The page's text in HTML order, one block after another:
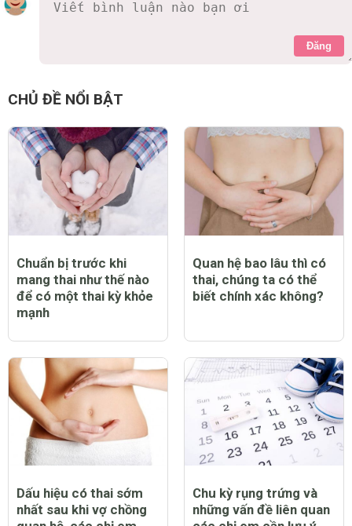
Đăng
CHỦ ĐỀ NỔI BẬT
Chuẩn bị trước khi
mang thai như thế nào
để có một thai kỳ khỏe
mạnh
Quan hệ bao lâu thì có
thai, chúng ta có thể
biết chính xác không?
Dấu hiệu có thai sớm
nhất sau khi vợ chồng
Chu kỳ rụng trứng và
những vấn đề liên quan